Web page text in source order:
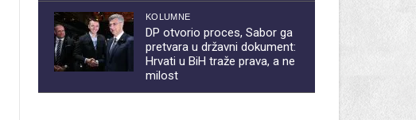
KOLUMNE
DP otvorio proces, Sabor ga
pretvara u državni dokument:
Hrvati u BiH traže prava, a ne
milost